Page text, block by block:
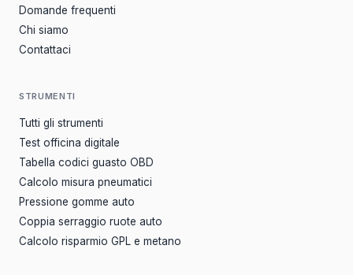
Domande frequenti
Chi siamo
Contattaci
STRUMENTI
Tutti gli strumenti
Test officina digitale
Tabella codici guasto OBD
Calcolo misura pneumatici
Pressione gomme auto
Coppia serraggio ruote auto
Calcolo risparmio GPL e metano